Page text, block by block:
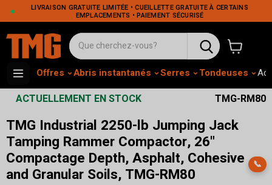
LIVRAISON GRATUITE LIMITÉE • CUEILLETTE GRATUITE À CERTAINS
EMPLACEMENTS • PAIEMENT SÉCURISÉ
Voir le
Offres Abris instantanés Serres Tondeuses
ACTUELLEMENT EN STOCK TMG-RM80
TMG Industrial 2250-lb Jumping Jack
Tamping Rammer Compactor, 26"
Compactage Depth, Asphalt, Cohesive
and Granular Soils, TMG-RM80
📞